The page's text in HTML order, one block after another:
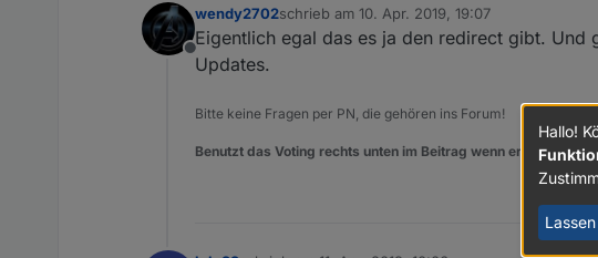
Offline
wendy2702schrieb am 10. Apr. 2019, 19:07
zuletzt editiert von
Eigentlich egal das es ja den redirect gibt. Und
Updates.
Bitte keine Fragen per PN, die gehören ins Forum!
Benutzt das Voting rechts unten im Beitrag wenn er euch
Hallo!